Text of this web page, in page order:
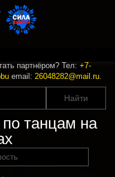
партнёром? Тел: +7-
email: 26048282@mail.ru.
танцам на